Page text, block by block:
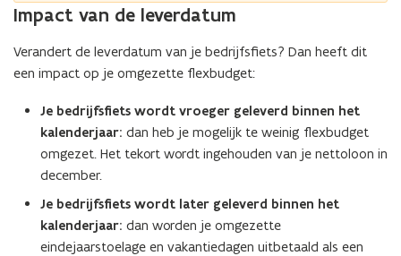
Impact van de leverdatum
Verandert de leverdatum van je bedrijfsfiets? Dan heeft dit
een impact op je omgezette flexbudget:
Je bedrijfsfiets wordt vroeger geleverd binnen het
kalenderjaar: dan heb je mogelijk te weinig flexbudget
omgezet. Het tekort wordt ingehouden van je nettoloon in
december.
Je bedrijfsfiets wordt later geleverd binnen het
kalenderjaar: dan worden je omgezette
eindejaarstoelage en vakantiedagen uitbetaald als een